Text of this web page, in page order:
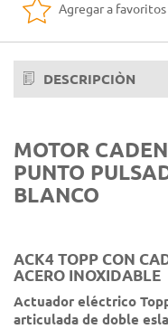
Agregar a favoritos
DESCRIPCIÒN
MOTOR
PUNTO
BLANCO
ACK4 TOPP CON
ACERO INOXIDABLE
Actuador eléctrico
articulada de doble